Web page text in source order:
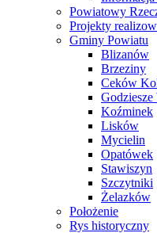
Powiatowy
Projekty
Gminy Powiatu
Blizanów
Brzeziny
Ceków
Koźminek
Lisków
Mycielin
Opatówek
Stawiszyn
Szczytniki
Żelazków
Położenie
Rys historyczny